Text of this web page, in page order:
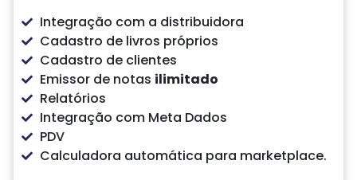
Integração com a distribuidora
Cadastro de livros próprios
Cadastro de clientes
Emissor de notas ilimitado
Relatórios
Integração com Meta Dados
PDV
Calculadora automática para marketplace.